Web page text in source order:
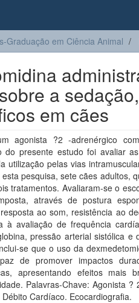
Graduação em Ciência Animal
a
em cães
agonista ?2 -adrenérgico
do presente estudo foi avaliar
utilização pelas vias
pesquisa, sete cães adultos,
tratamentos. Avaliaram-se o
através de postura
ao som, resistência ao
à avaliação de frequência
pressão arterial sistólica e
se que o uso da
de promover impactos
apresentando efeitos mais
Palavras-Chave: Agonista ?
Cardíaco. Ecocardiografia.